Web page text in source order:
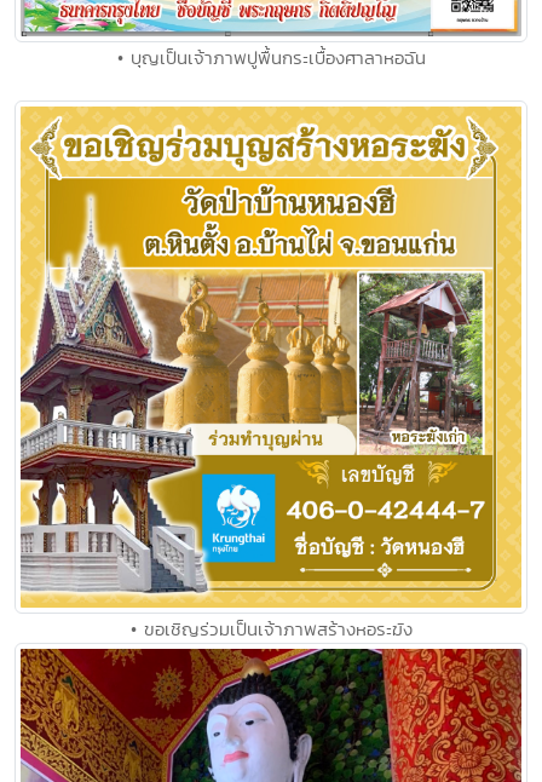
• บุญเป็นเจ้าภาพปูพื้นกระเบื้องศาลาหอฉัน
• ขอเชิญร่วมเป็นเจ้าภาพสร้างหอระฆัง